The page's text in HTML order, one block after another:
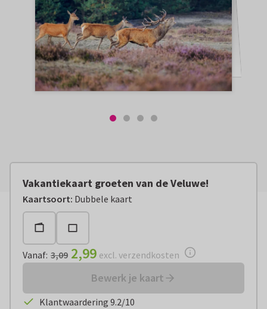
Vakantiekaart groeten van de Veluwe!
Kaartsoort: Dubbele kaart
Vanaf:€ 2,99 excl. verzendkosten
Vanaf: 3,09 2,99 excl. verzendkosten
Bewerk je kaart
Klantwaardering 9.2/10